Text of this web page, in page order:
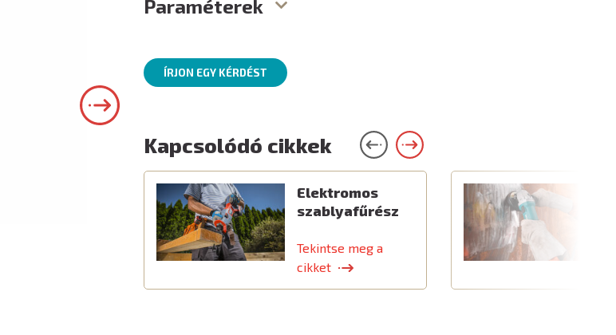
Paraméterek
ÍRJON EGY KÉRDÉST
Kapcsolódó cikkek
Elektromos
szablyafűrész
Tekintse meg a
cikket